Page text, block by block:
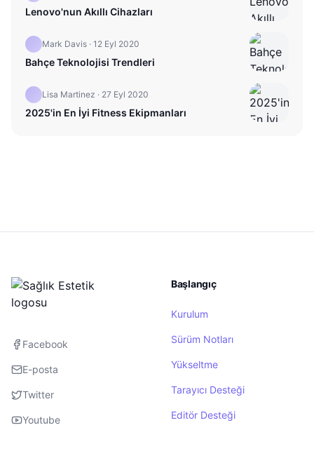
Lenovo'nun Akıllı Cihazları
Mark Davis · 12 Eyl 2020
Bahçe Teknolojisi Trendleri
Lisa Martinez · 27 Eyl 2020
2025'in En İyi Fitness Ekipmanları
Facebook
E-posta
Twitter
Youtube
Başlangıç
Kurulum
Sürüm Notları
Yükseltme
Tarayıcı Desteği
Editör Desteği